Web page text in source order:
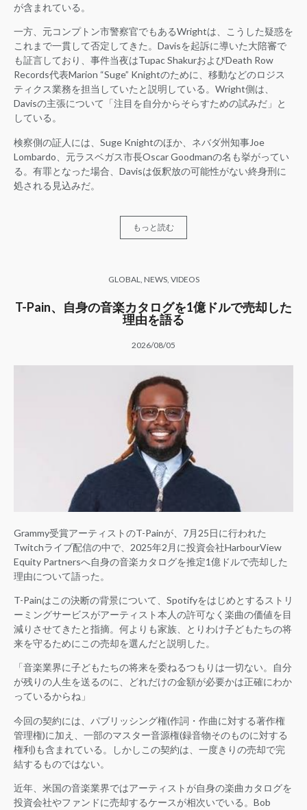
が含まれている。
一方、元コンプトン市警察官でもあるWrightは、こうした疑惑を
これまで一貫して否定してきた。Davisを起訴に導いた大陪審で
も証言しており、事件当夜はTupac ShakurおよびDeath Row
Records代表Marion “Suge” Knightのために、移動などのロジス
ティクス業務を担当していたと説明している。Wright側は、
Davisの主張について「注目を自分からそらすための試みだ」と
している。
検察側の証人には、Suge Knightのほか、ネバダ州知事Joe
Lombardo、元ラスベガス市長Oscar Goodmanの名も挙がってい
る。有罪となった場合、Davisは仮釈放の可能性がない終身刑に
処される見込みだ。
もっと読む
GLOBAL NEWS, VIDEOS
T-Pain、自身の音楽カタログを1億ドルで売却した
理由を語る
2026/08/05
Grammy受賞アーティストのT-Painが、7月25日に行われた
Twitchライブ配信の中で、2025年2月に投資会社HarbourView
Equity Partnersへ自身の音楽カタログを推定1億ドルで売却した
理由について語った。
T-Painはこの決断の背景について、Spotifyをはじめとするストリ
ーミングサービスがアーティスト本人の許可なく楽曲の価値を目
減りさせてきたと指摘。何よりも家族、とりわけ子どもたちの将
来を守るためにこの売却を選んだと説明した。
「音楽業界に子どもたちの将来を委ねるつもりは一切ない。自分
が残りの人生を送るのに、どれだけの金額が必要かは正確にわか
っているからね」
今回の契約には、パブリッシング権(作詞・作曲に対する著作権
管理権)に加え、一部のマスター音源権(録音物そのものに対する
権利)も含まれている。しかしこの契約は、一度きりの売却で完
結するものではない。
近年、米国の音楽業界ではアーティストが自身の楽曲カタログを
投資会社やファンドに売却するケースが相次いでいる。Bob